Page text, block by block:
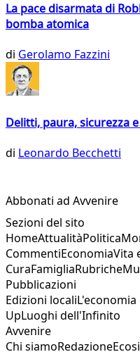
La pace disarmata di
bomba atomica
di Gerolamo Fazzini
Delitti, paura, sicurezza
di Leonardo Becchetti
Abbonati ad Avvenire
Sezioni del sito
HomeAttualitàPolitica
CommentiEconomiaVita
CuraFamigliaRubriche
Pubblicazioni
Edizioni localiL'economia
UpLuoghi dell'Infinito
Avvenire
Chi siamoRedazione